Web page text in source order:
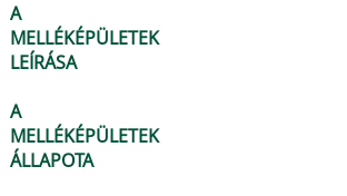
A
MELLÉKÉPÜLETEK
LEÍRÁSA
A
MELLÉKÉPÜLETEK
ÁLLAPOTA